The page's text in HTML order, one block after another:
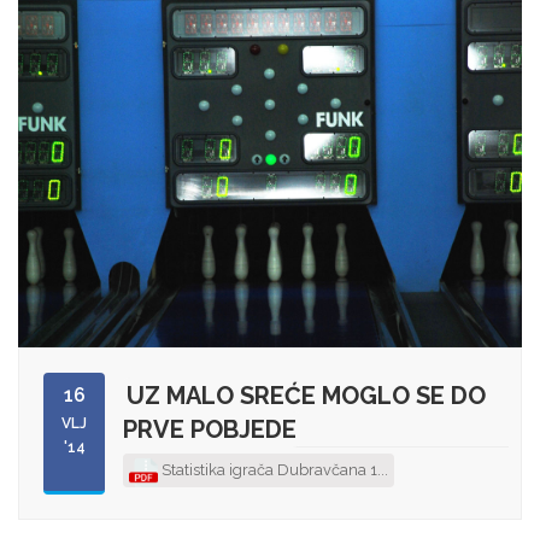
16
VLJ
'14
UZ MALO SREĆE MOGLO SE DO
PRVE POBJEDE
Statistika igrača Dubravčana 1...